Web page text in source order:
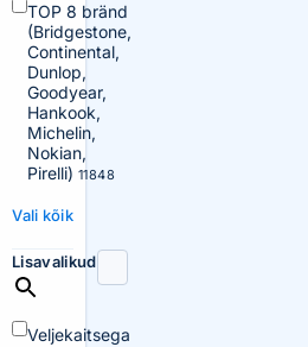
TOP 8 bränd
(Bridgestone,
Continental,
Dunlop,
Goodyear,
Hankook,
Michelin,
Nokian,
Pirelli) 11848
Vali kõik
Lisavalikud
Veljekaitsega